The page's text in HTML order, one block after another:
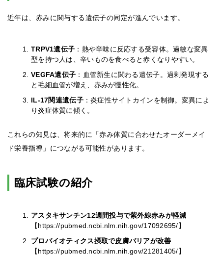
近年は、赤みに関与する遺伝子の同定が進んでいます。
TRPV1遺伝子 ：熱や辛味に反応する受容体。過敏な変異
型を持つ人は、辛いものを食べると赤くなりやすい。
VEGFA遺伝子 ：血管新生に関わる遺伝子。過剰発現する
と毛細血管が増え、赤みが慢性化。
IL-17関連遺伝子：炎症性サイトカインを制御。変異によ
り炎症体質に傾く。
これらの知見は、将来的に「赤み体質に合わせたオーダーメイ
ド栄養指導」につながる可能性があります。
臨床試験の紹介
アスタキサンチン12週間投与で紫外線赤みが軽減
【https://pubmed.ncbi.nlm.nih.gov/17092695/】
プロバイオティクス摂取で皮膚バリアが改善
【https://pubmed.ncbi.nlm.nih.gov/21281405/】